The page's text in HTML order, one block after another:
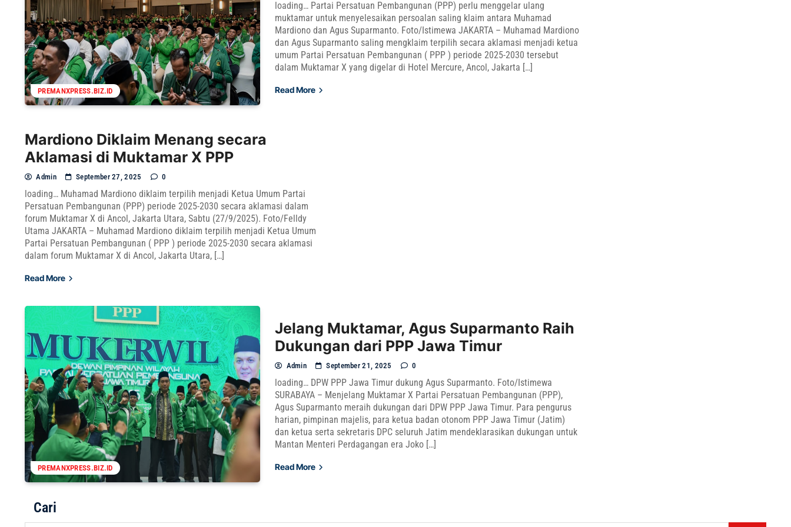
PREMANXPRESS.BIZ.ID
loading… Partai Persatuan Pembangunan (PPP) perlu menggelar ulang
muktamar untuk menyelesaikan persoalan saling klaim antara Muhamad
Mardiono dan Agus Suparmanto. Foto/Istimewa JAKARTA – Muhamad Mardiono
dan Agus Suparmanto saling mengklaim terpilih secara aklamasi menjadi ketua
umum Partai Persatuan Pembangunan ( PPP ) periode 2025-2030 tersebut
dalam Muktamar X yang digelar di Hotel Mercure, Ancol, Jakarta […]
Read More
Mardiono Diklaim Menang secara
Aklamasi di Muktamar X PPP
Admin September 27, 2025 0
loading… Muhamad Mardiono diklaim terpilih menjadi Ketua Umum Partai
Persatuan Pembangunan (PPP) periode 2025-2030 secara aklamasi dalam
forum Muktamar X di Ancol, Jakarta Utara, Sabtu (27/9/2025). Foto/Felldy
Utama JAKARTA – Muhamad Mardiono diklaim terpilih menjadi Ketua Umum
Partai Persatuan Pembangunan ( PPP ) periode 2025-2030 secara aklamasi
dalam forum Muktamar X di Ancol, Jakarta Utara, […]
Read More
PREMANXPRESS.BIZ.ID
Jelang Muktamar, Agus Suparmanto Raih
Dukungan dari PPP Jawa Timur
Admin September 21, 2025 0
loading… DPW PPP Jawa Timur dukung Agus Suparmanto. Foto/Istimewa
SURABAYA – Menjelang Muktamar X Partai Persatuan Pembangunan (PPP),
Agus Suparmanto meraih dukungan dari DPW PPP Jawa Timur. Para pengurus
harian, pimpinan majelis, para ketua badan otonom PPP Jawa Timur (Jatim)
dan ketua serta sekretaris DPC seluruh Jatim mendeklarasikan dukungan untuk
Mantan Menteri Perdagangan era Joko […]
Read More
Cari